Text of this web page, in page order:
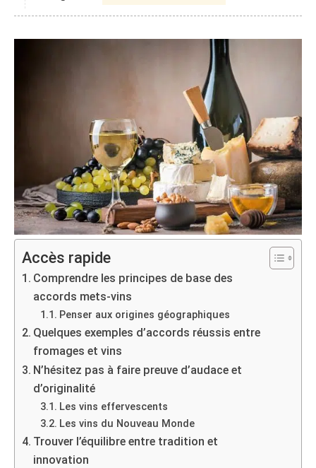
Accès rapide
Comprendre les principes de base des
accords mets-vins
Penser aux origines géographiques
Quelques exemples d’accords réussis entre
fromages et vins
N’hésitez pas à faire preuve d’audace et
d’originalité
Les vins effervescents
Les vins du Nouveau Monde
Trouver l’équilibre entre tradition et
innovation